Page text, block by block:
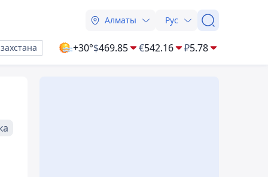
Алматы Рус
+30°$469.85 €542.16 ₽5.78